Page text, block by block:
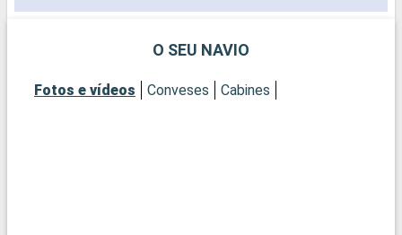
O SEU NAVIO
Fotos e vídeos Conveses Cabines